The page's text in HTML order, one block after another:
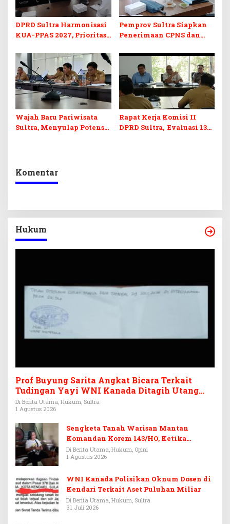
DPRD Sultra Harmonisasi
KUA-PPAS 2027, Prioritas
dan Pelunasan Utang
Infrastruktur
Pemprov Sultra Siapkan
Penerimaan CPNS dan
Desak Formasi Disabilitas
Wajah Baru Pariwisata
Sultra, Menyulap Potensi
Rapat Kerja Komisi II
DPRD Sultra, Evaluasi 13
Komentar
Hukum
Prof Buyung Sarita Angkat Bicara Terkait
Tudingan Yayi WNI Kanada Ditagih Utang
Rp3,6 Miliar
Di Berita Utama, Hukum, Sultra
1 Agustus 2026
Sengketa Tanah Warisan Mantan
Komandan Korem 143/HO, Ketika
Warisan Menjadi Arena Pemerasan
Di Berita Utama, Hukum, Opini
1 Agustus 2026
WNI Kanada Polisikan Oknum Dosen di
Kendari Terkait Aset Puluhan Miliar
Di Berita Utama, Hukum, Sultra
31 Juli 2026